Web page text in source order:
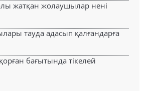
жатқан жолаушылар нені
тауда адасып қалғандарға
бағытында тікелей